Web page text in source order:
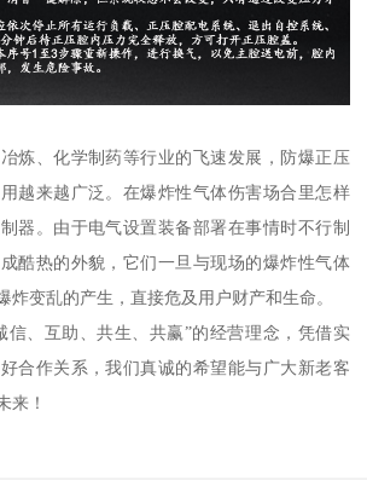
炼、化学制药等行业的飞速发展，防爆正压
越来越广泛。在爆炸性气体伤害场合里怎样
器。由于电气设置装备部署在事情时不行制
酷热的外貌，它们一旦与现场的爆炸性气体
炸变乱的产生，直接危及用户财产和生命。
信、互助、共生、共赢”的经营理念，凭借实
合作关系，我们真诚的希望能与广大新老客
来！